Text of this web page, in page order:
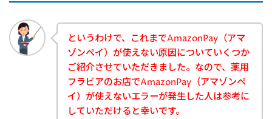
というわけで、これまでAmazonPay（アマ
ゾンペイ）が使えない原因についていくつか
ご紹介させていただきました。なので、薬用
フラビアのお店でAmazonPay（アマゾンペ
イ）が使えないエラーが発生した人は参考に
していただけると幸いです。